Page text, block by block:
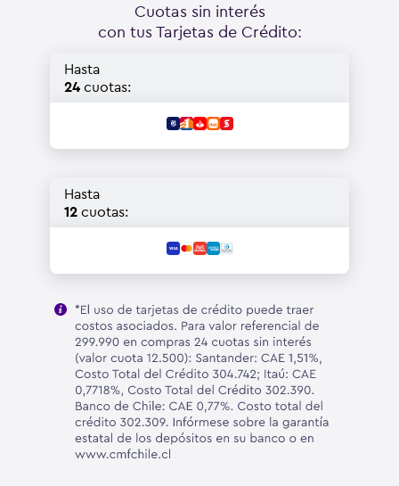
Cuotas sin interés
con tus Tarjetas de Crédito:
Hasta
24 cuotas:
Hasta
12 cuotas: